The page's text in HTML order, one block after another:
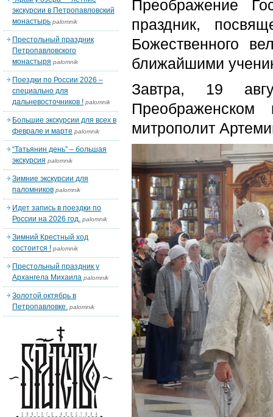
Преображение
праздник,
Божественного
ближайшими
Завтра, 19
Преображенском
митрополит
экскурсии в Петропавловский
монастырь palomnik
Престольный праздник
Петропавловского
монастыря palomnik
Поездки по России 2026 –
специально для
дальневосточников ! palomnik
Большие экскурсии для всех в
феврале и марте palomnik
“Татьянин день” – большая
экскурсия palomnik
Зимние экскурсии для
паломников palomnik
Идет запись в поездки по
России на 2026 год. palomnik
Зимний Крестный ход
состоится ! palomnik
Престольный праздник у
Архангела Михаила palomnik
Золотой октябрь в
Петропавловке. palomnik